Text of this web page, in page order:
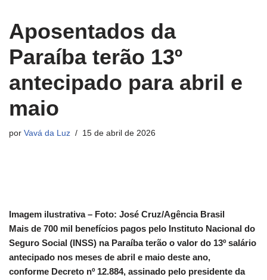
Aposentados da
Paraíba terão 13º
antecipado para abril e
maio
por Vavá da Luz 15 de abril de 2026
Imagem ilustrativa – Foto: José Cruz/Agência Brasil
Mais de 700 mil benefícios pagos pelo Instituto Nacional do
Seguro Social (INSS) na Paraíba terão o valor do 13º salário
antecipado nos meses de abril e maio deste ano,
conforme Decreto nº 12.884, assinado pelo presidente da